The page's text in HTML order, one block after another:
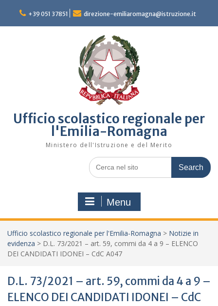
content
+39 051 37851 direzione-emiliaromagna@istruzione.it
Ufficio scolastico regionale per
l'Emilia-Romagna
Ministero dell'Istruzione e del Merito
Search
for:
Menu
Ufficio scolastico regionale per l'Emilia-Romagna > Notizie in
evidenza > D.L. 73/2021 – art. 59, commi da 4 a 9 – ELENCO
DEI CANDIDATI IDONEI – CdC A047
D.L. 73/2021 – art. 59, commi da 4 a 9 –
ELENCO DEI CANDIDATI IDONEI – CdC